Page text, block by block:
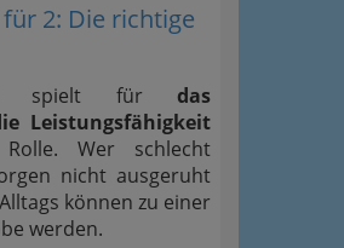
2: Die richtige
für das
Leistungsfähigkeit
Wer schlecht
nicht ausgeruht
können zu einer
werden.